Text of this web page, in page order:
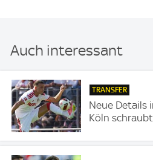
Auch interessant
TRANSFER
Neue Details
Köln